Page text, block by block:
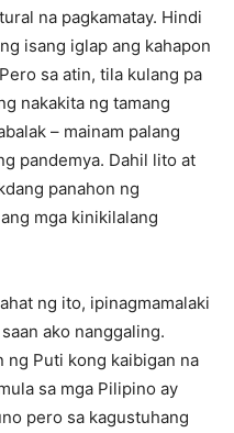
na pagkamatay. Hindi
isang iglap ang kahapon
sa atin, tila kulang pa
nakakita ng tamang
– mainam palang
pandemya. Dahil lito at
panahon ng
mga kinikilalang
ng ito, ipinagmamalaki
ako nanggaling.
ng Puti kong kaibigan na
sa mga Pilipino ay
pero sa kagustuhang